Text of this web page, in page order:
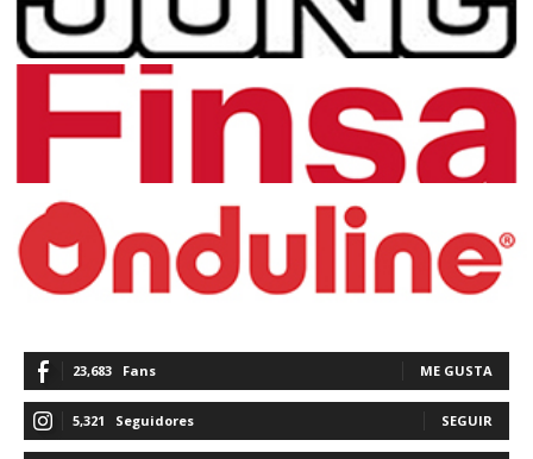
23,683 Fans ME GUSTA
5,321 Seguidores SEGUIR